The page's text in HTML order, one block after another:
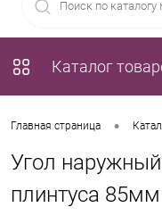
Каталог
Главная страница •
Угол
плинтуса